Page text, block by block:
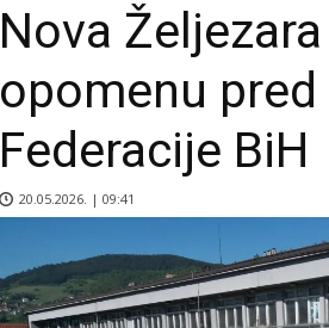
Nova
opomenu
Federacije BiH
20.05.2026. | 09:41